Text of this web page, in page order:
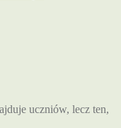
uczniów, lecz ten,